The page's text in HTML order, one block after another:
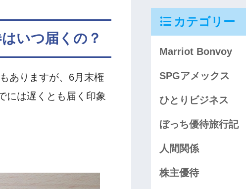
いつ届くの？
ありますが、6月末権
には遅くとも届く印象
カテゴリー
Marriot Bonvoy
SPGアメックス
ひとりビジネス
ぼっち優待旅行記
人間関係
株主優待